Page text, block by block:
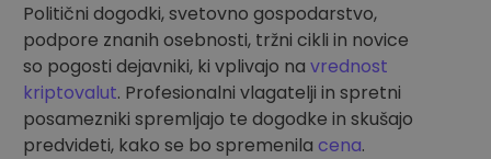
Politični dogodki, svetovno gospodarstvo,
podpore znanih osebnosti, tržni cikli in novice
so pogosti dejavniki, ki vplivajo na vrednost
kriptovalut. Profesionalni vlagatelji in spretni
posamezniki spremljajo te dogodke in skušajo
predvideti, kako se bo spremenila cena.